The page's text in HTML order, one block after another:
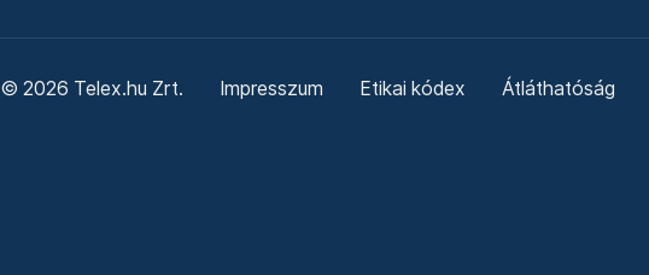
© 2026 Telex.hu Zrt. Impresszum Etikai kódex Átláthatóság